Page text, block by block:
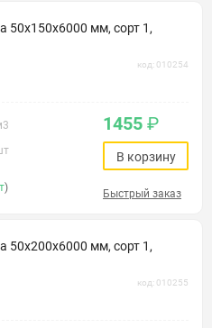
50х150х6000 мм, сорт 1,
код: 010254
1455 ₽
)
В корзину
Быстрый заказ
50х200х6000 мм, сорт 1,
код: 010255